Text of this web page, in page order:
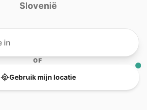
Slovenië
OF
Gebruik mijn locatie